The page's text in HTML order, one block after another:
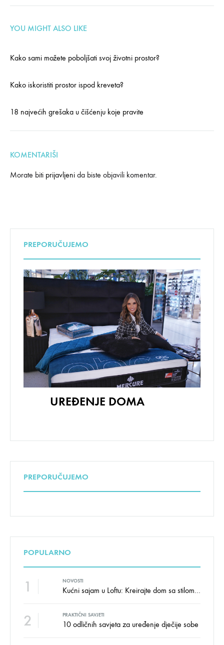
YOU MIGHT ALSO LIKE
Kako sami možete poboljšati svoj životni prostor?
Kako iskoristiti prostor ispod kreveta?
18 najvećih grešaka u čišćenju koje pravite
KOMENTARIŠI
Morate biti prijavljeni da biste objavili komentar.
PREPORUČUJEMO
UREĐENJE DOMA
PREPORUČUJEMO
POPULARNO
1 NOVOSTI
2 PRAKTIČNI SAVJETI
10 odličnih savjeta za uređenje dječije sobe